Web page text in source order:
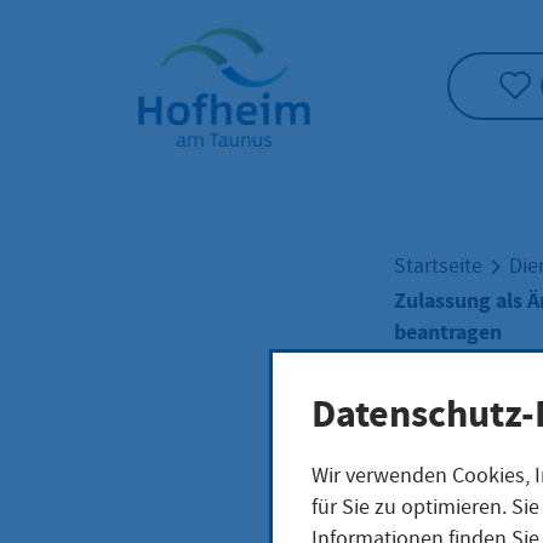
Startseite"
Startseite
Zulassung als
beantragen
Wir verwenden
für Sie zu optimieren.